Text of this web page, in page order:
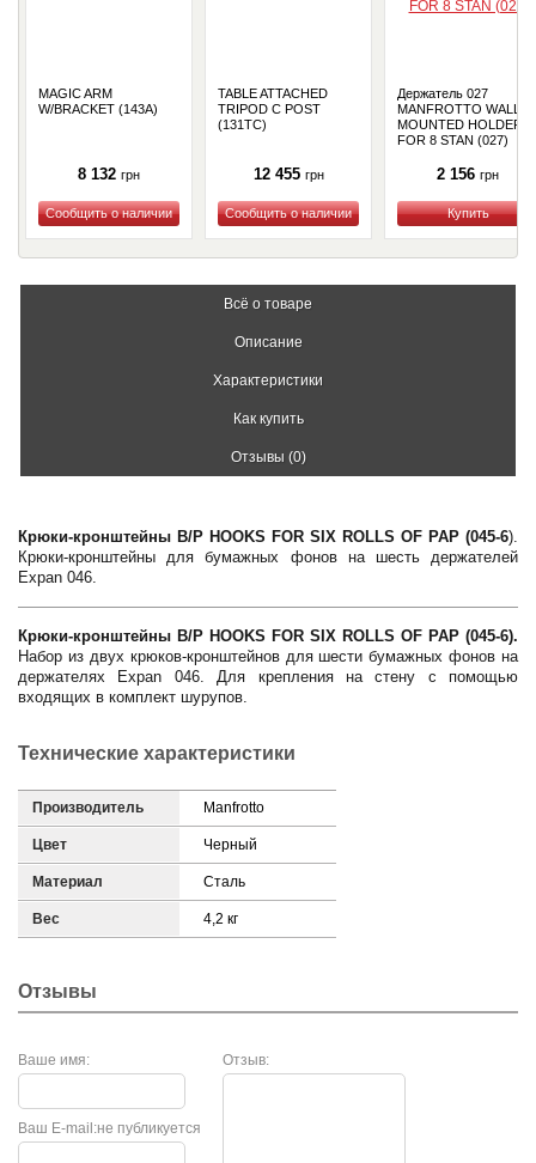
MAGIC ARM
W/BRACKET (143A)
8 132 грн
Купить
TABLE ATTACHED
TRIPOD C POST
(131TC)
12 455 грн
Купить
Держатель 027
MANFROTTO WALL
MOUNTED HOLDER
FOR 8 STAN (027)
2 156 грн
Купить
Всё о товаре
Описание
Характеристики
Как купить
Отзывы (0)
Крюки-кронштейны B/P HOOKS FOR SIX ROLLS OF PAP (045-6).
Крюки-кронштейны для бумажных фонов на шесть держателей
Expan 046.
Крюки-кронштейны B/P HOOKS FOR SIX ROLLS OF PAP (045-6).
Набор из двух крюков-кронштейнов для шести бумажных фонов на
держателях Expan 046. Для крепления на стену с помощью
входящих в комплект шурупов.
Технические характеристики
Производитель Manfrotto
Цвет Черный
Материал Сталь
Вес 4,2 кг
Отзывы
Ваше имя: Отзыв:
не публикуется
Ваш E-mail: